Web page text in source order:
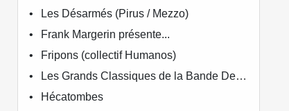
Les Désarmés (Pirus / Mezzo)
Frank Margerin présente...
Fripons (collectif Humanos)
Les Grands Classiques de la Bande Dessinée Érotique - La Collection
Hécatombes